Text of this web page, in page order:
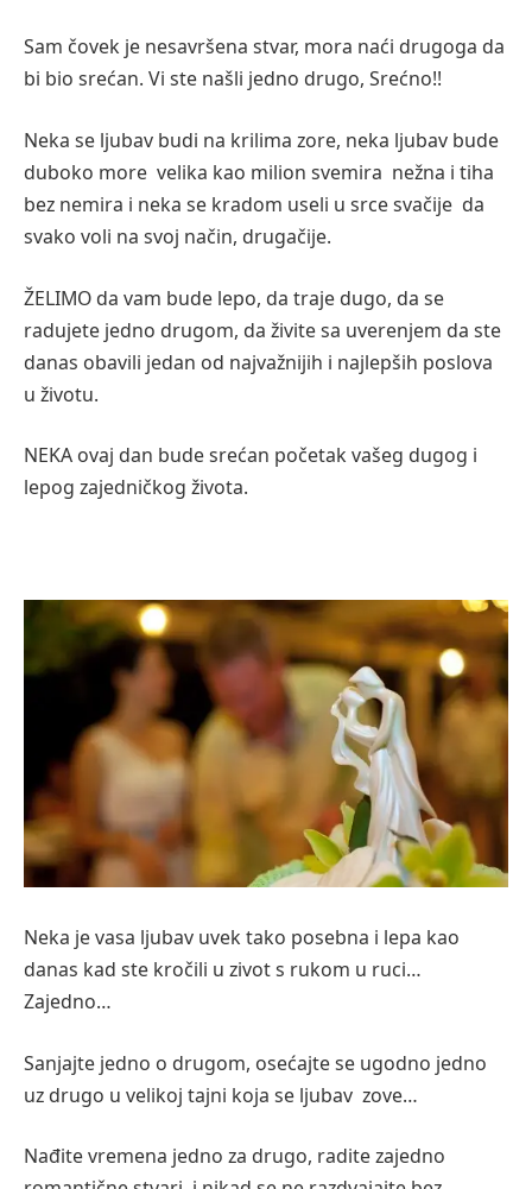
Sam čovek je nesavršena stvar, mora naći drugoga da
bi bio srećan. Vi ste našli jedno drugo, Srećno!!
Neka se ljubav budi na krilima zore, neka ljubav bude
duboko more velika kao milion svemira nežna i tiha
bez nemira i neka se kradom useli u srce svačije da
svako voli na svoj način, drugačije.
ŽELIMO da vam bude lepo, da traje dugo, da se
radujete jedno drugom, da živite sa uverenjem da ste
danas obavili jedan od najvažnijih i najlepših poslova
u životu.
NEKA ovaj dan bude srećan početak vašeg dugog i
lepog zajedničkog života.
Neka je vasa ljubav uvek tako posebna i lepa kao
danas kad ste kročili u zivot s rukom u ruci…
Zajedno…
Sanjajte jedno o drugom, osećajte se ugodno jedno
uz drugo u velikoj tajni koja se ljubav zove…
Nađite vremena jedno za drugo, radite zajedno